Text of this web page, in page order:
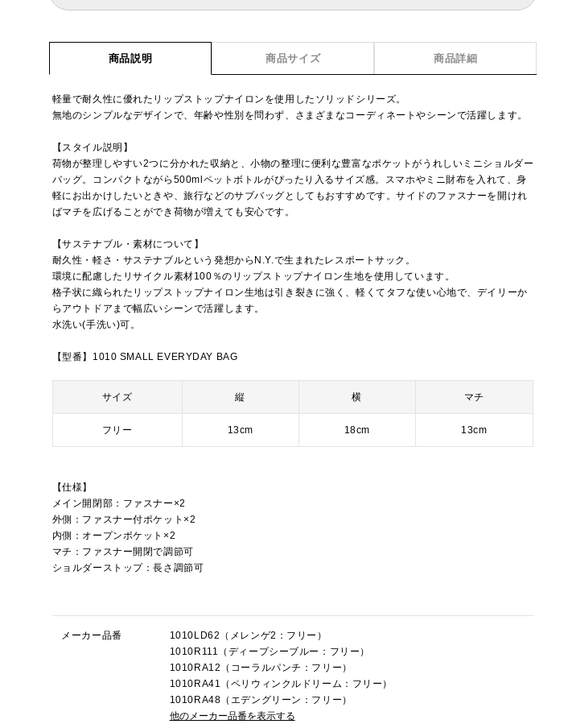
商品説明 商品サイズ 商品詳細
軽量で耐久性に優れたリップストップナイロンを使用したソリッドシリーズ。
無地のシンプルなデザインで、年齢や性別を問わず、さまざまなコーディネートやシーンで活躍します。
【スタイル説明】
荷物が整理しやすい2つに分かれた収納と、小物の整理に便利な豊富なポケットがうれしいミニショルダー
バッグ。コンパクトながら500mlペットボトルがぴったり入るサイズ感。スマホやミニ財布を入れて、身
軽にお出かけしたいときや、旅行などのサブバッグとしてもおすすめです。サイドのファスナーを開けれ
ばマチを広げることができ荷物が増えても安心です。
【サステナブル・素材について】
耐久性・軽さ・サステナブルという発想からN.Y.で生まれたレスポートサック。
環境に配慮したリサイクル素材100％のリップストップナイロン生地を使用しています。
格子状に織られたリップストップナイロン生地は引き裂きに強く、軽くてタフな使い心地で、デイリーか
らアウトドアまで幅広いシーンで活躍します。
水洗い(手洗い)可。
【型番】1010 SMALL EVERYDAY BAG
サイズ 縦 横 マチ
フリー 13cm 18cm 13cm
【仕様】
メイン開閉部：ファスナー×2
外側：ファスナー付ポケット×2
内側：オープンポケット×2
マチ：ファスナー開閉で調節可
ショルダーストップ：長さ調節可
メーカー品番
1010LD62（メレンゲ2：フリー）
1010R111（ディープシーブルー：フリー）
1010RA12（コーラルパンチ：フリー）
1010RA41（ペリウィンクルドリーム：フリー）
1010RA48（エデングリーン：フリー）
他のメーカー品番を表示する